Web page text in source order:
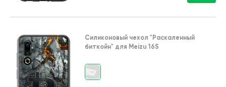
Силиконовый чехол "Раскаленный
биткойн" для Meizu 16S